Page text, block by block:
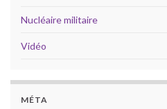
Nucléaire militaire
Vidéo
MÉTA